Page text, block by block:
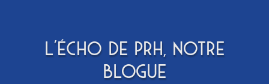
L'ÉCHO DE PRH, NOTRE
BLOGUE